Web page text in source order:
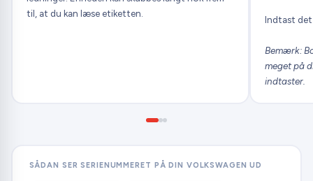
til, at du kan læse etiketten.
Indtast det
Bemærk:
meget på
indtaster.
SÅDAN SER SERIENUMMERET PÅ DIN VOLKSWAGEN UD